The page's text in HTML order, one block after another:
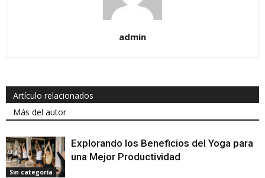
admin
Artículo relacionados
Más del autor
Sin categoría
Explorando los Beneficios del Yoga para
una Mejor Productividad